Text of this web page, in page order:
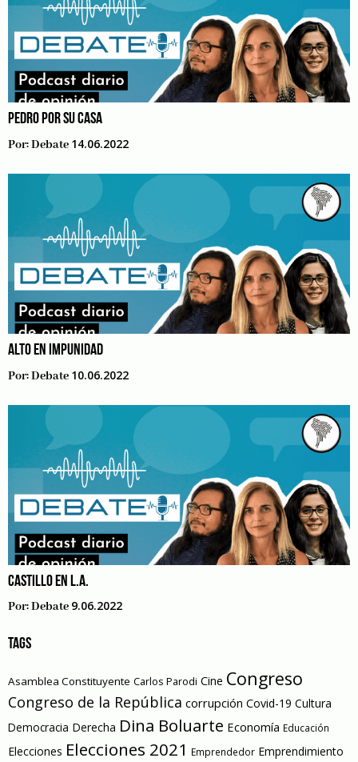
PEDRO POR SU CASA
Por:Debate 14.06.2022
ALTO EN IMPUNIDAD
Por:Debate 10.06.2022
CASTILLO EN L.A.
Por:Debate 9.06.2022
TAGS
Asamblea Constituyente Carlos Parodi Cine Congreso
Congreso de la República corrupción Covid-19 Cultura
Democracia Derecha Dina Boluarte Economía Educación
Elecciones Elecciones 2021 Emprendedor Emprendimiento